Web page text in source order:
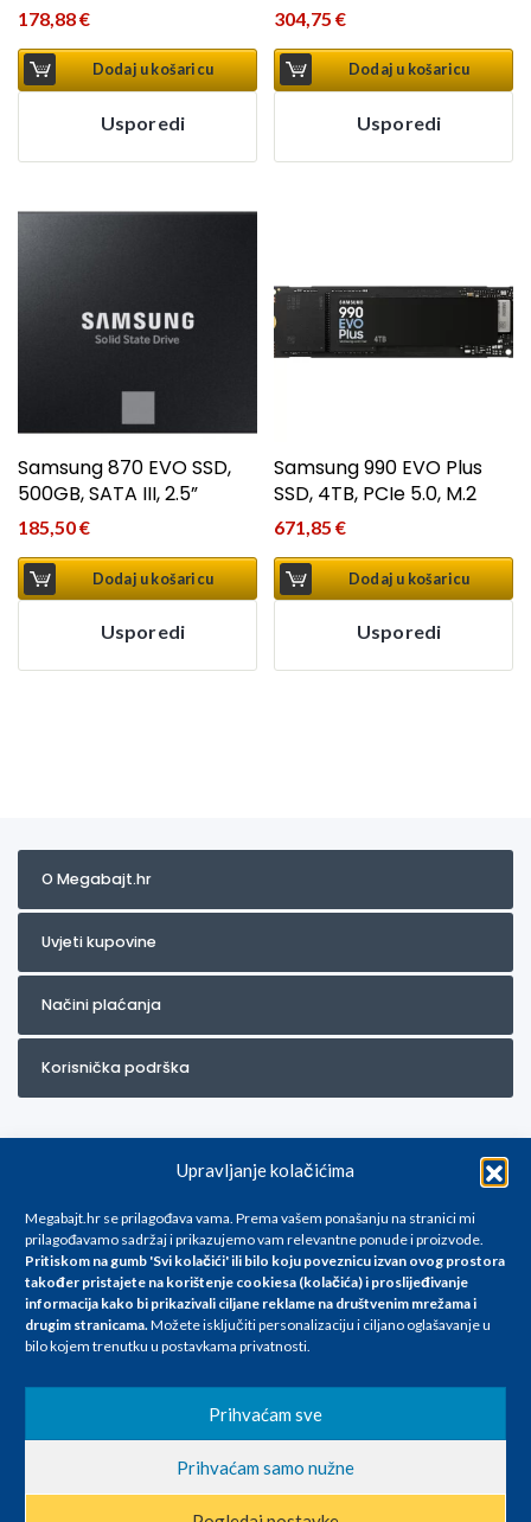
Upravljanje kolačićima
Megabajt.hr se prilagođava vama. Prema vašem ponašanju na stranici mi
prilagođavamo sadržaj i prikazujemo vam relevantne ponude i proizvode.
Pritiskom na gumb 'Svi kolačići' ili bilo koju poveznicu izvan ovog prostora
također pristajete na korištenje cookiesa (kolačića) i proslijeđivanje
informacija kako bi prikazivali ciljane reklame na društvenim mrežama i
drugim stranicama.Možete isključiti personalizaciju i ciljano oglašavanje u
bilo kojem trenutku u postavkama privatnosti.
Prihvaćam sve
Prihvaćam samo nužne
178,88€
Dodaj u košaricu
Usporedi
304,75€
Dodaj u košaricu
Usporedi
Samsung 870 EVO SSD,
500GB, SATA III, 2.5”
185,50€
Dodaj u košaricu
Usporedi
Samsung 990 EVO Plus
SSD, 4TB, PCIe 5.0, M.2
671,85€
Dodaj u košaricu
Usporedi
O Megabajt.hr
Uvjeti kupovine
Načini plaćanja
Korisnička podrška
Za artikle kojih trenutno nema u ponudi obratite nam se na
info@megabajt.hr. Sve cijene su informativnog karaktera i podložne su
promjenama, a
iskazane su za avansno plaćanje(gotovina) u Eurima i uključuju PDV. Sve
se razlikovati od cijena u našim poslovnicama. Trudimo se dati što bolji
i točniji opis i sliku. Unatoč tome, ne možemo garantirati da su svi
nastale u opisu proizvoda, greške prilikom štampanja te promjene
cijena.